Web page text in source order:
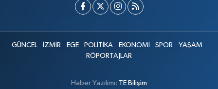
GÜNCEL İZMİR EGE POLİTİKA EKONOMİ SPOR
YAŞAM
RÖPORTAJLAR
Haber Yazılımı: TE Bilişim